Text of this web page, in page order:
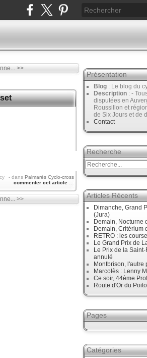
>>
- dans Palmarès Cyclo-cross
commenter cet article
>>
Présentation
Blog : Le blog du
Description : -
disputées en
Roussillon et
de Six Jours et de
Contact
Recherche
Articles Récents
Dimanche, Grand
(Jura)
Demain, Nocturne
Demain, Critérium
RETRO : les
Le Grand Prix de
Le Prix de la
annulé
Montbrison, l'autre
Marcolès : Lenny
Ce soir, 44ème
Route d'Or du
Pages
Catégories